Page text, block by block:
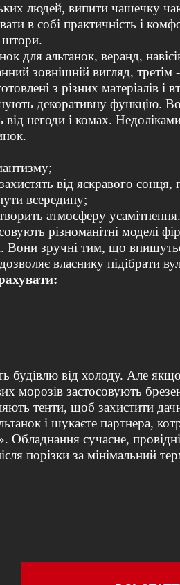
людей, випити чашечку
в собі практичність і
штори.
для альтанок, веранд,
зовнішній вигляд,
з різних матеріалів і
декоративну функцію.
негоди і комах.
від яскравого
всередину;
атмосферу усамітнення.
різноманітні моделі
Вони зручні тим, що
власнику підібрати
будівлю від холоду. Але
морозів застосовують
тенти, щоб захистити
і шукаєте партнера,
. Обладнання сучасне,
порізки за мінімальний